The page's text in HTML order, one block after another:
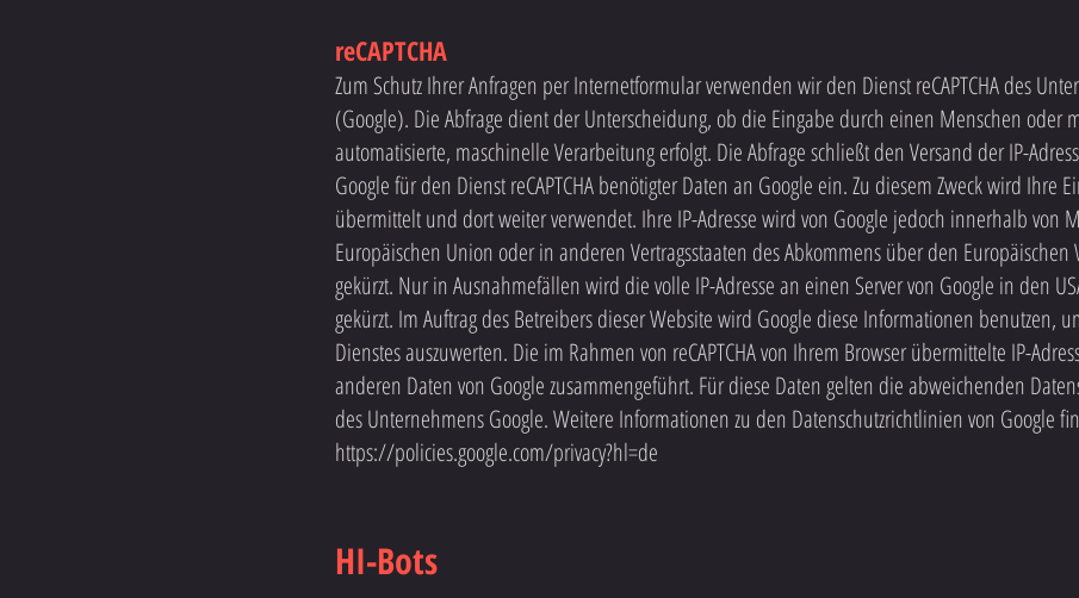
reCAPTCHA
Zum Schutz Ihrer Anfragen per Internetformular verwenden wir den Dienst reCAPTCHA des
(Google). Die Abfrage dient der Unterscheidung, ob die Eingabe durch einen Menschen oder
automatisierte, maschinelle Verarbeitung erfolgt. Die Abfrage schließt den Versand der IP-
Google für den Dienst reCAPTCHA benötigter Daten an Google ein. Zu diesem Zweck wird Ihre
übermittelt und dort weiter verwendet. Ihre IP-Adresse wird von Google jedoch innerhalb von
Europäischen Union oder in anderen Vertragsstaaten des Abkommens über den Europäischen
gekürzt. Nur in Ausnahmefällen wird die volle IP-Adresse an einen Server von Google in den
gekürzt. Im Auftrag des Betreibers dieser Website wird Google diese Informationen benutzen,
Dienstes auszuwerten. Die im Rahmen von reCAPTCHA von Ihrem Browser übermittelte IP-
anderen Daten von Google zusammengeführt. Für diese Daten gelten die abweichenden
des Unternehmens Google. Weitere Informationen zu den Datenschutzrichtlinien von Google
https://policies.google.com/privacy?hl=de
HI-Bots